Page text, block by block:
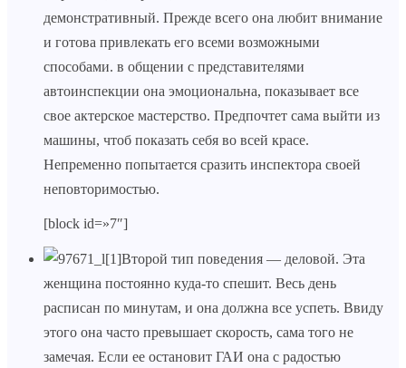
демонстративный. Прежде всего она любит внимание
и готова привлекать его всеми возможными
способами. в общении с представителями
автоинспекции она эмоциональна, показывает все
свое актерское мастерство. Предпочтет сама выйти из
машины, чтоб показать себя во всей красе.
Непременно попытается сразить инспектора своей
неповторимостью.
[block id=»7″]
Второй тип поведения — деловой. Эта
женщина постоянно куда-то спешит. Весь день
расписан по минутам, и она должна все успеть. Ввиду
этого она часто превышает скорость, сама того не
замечая. Если ее остановит ГАИ она с радостью